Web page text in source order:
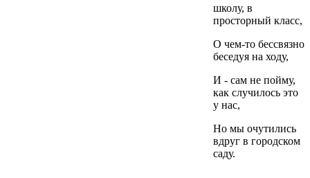
школу, в
просторный класс,
О чем-то бессвязно
беседуя на ходу,
И - сам не пойму,
как случилось это
у нас,
Но мы очутились
вдруг в городском
саду.